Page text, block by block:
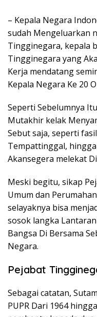
– Kepala Negara
sudah Mengeluarkan
Tingginegara, kepala
Tingginegara yang
Kerja mendatang
Kepala Negara Ke 20
Seperti Sebelumnya
Mutakhir kelak
Sebut saja, seperti
Tempattinggal,
Akansegera melekat
Meski begitu, sikap
Umum dan
selayaknya bisa
sosok langka
Bangsa Di Bersama
Negara.
Pejabat
Sebagai catatan,
PUPR Dari 1964